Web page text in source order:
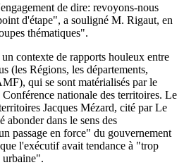
de dire: revoyons-nous
d'étape", a souligné M. Rigaut, en
thématiques".
contexte de rapports houleux entre
(les Régions, les départements,
qui se sont matérialisés par le
nationale des territoires. Le
Jacques Mézard, cité par Le
abonder dans le sens des
passage en force" du gouvernement
l'exécutif avait tendance à "trop
urbaine".